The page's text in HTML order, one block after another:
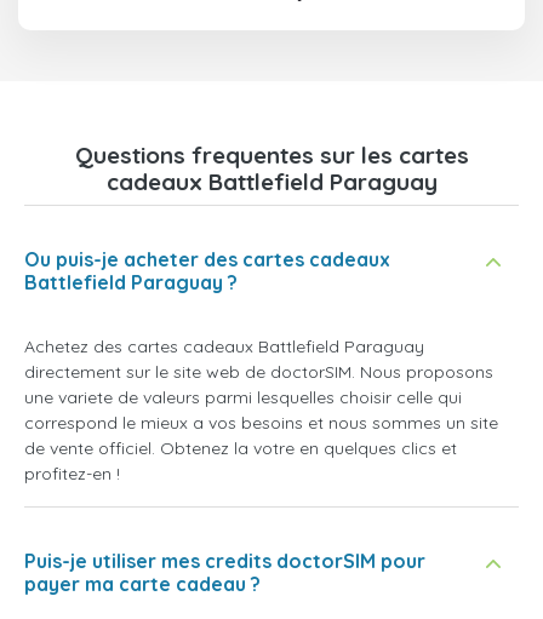
Questions frequentes sur les cartes
cadeaux Battlefield Paraguay
Ou puis-je acheter des cartes cadeaux
Battlefield Paraguay ?
Achetez des cartes cadeaux Battlefield Paraguay
directement sur le site web de doctorSIM. Nous proposons
une variete de valeurs parmi lesquelles choisir celle qui
correspond le mieux a vos besoins et nous sommes un site
de vente officiel. Obtenez la votre en quelques clics et
profitez-en !
Puis-je utiliser mes credits doctorSIM pour
payer ma carte cadeau ?